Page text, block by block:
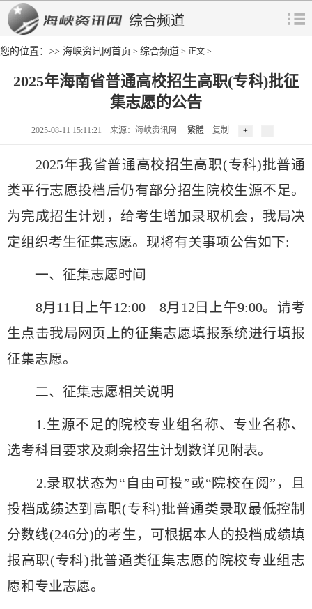
综合频道
您的位置：>> 海峡资讯网首页 > 综合频道 > 正文 >
2025年海南省普通高校招生高职(专科)批征
集志愿的公告
2025-08-11 15:11:21 来源：海峡资讯网 繁體 复制
2025年我省普通高校招生高职(专科)批普通
类平行志愿投档后仍有部分招生院校生源不足。
为完成招生计划，给考生增加录取机会，我局决
定组织考生征集志愿。现将有关事项公告如下:
一、征集志愿时间
8月11日上午12:00—8月12日上午9:00。请考
生点击我局网页上的征集志愿填报系统进行填报
征集志愿。
二、征集志愿相关说明
1.生源不足的院校专业组名称、专业名称、
选考科目要求及剩余招生计划数详见附表。
2.录取状态为“自由可投”或“院校在阅”，且
投档成绩达到高职(专科)批普通类录取最低控制
分数线(246分)的考生，可根据本人的投档成绩填
报高职(专科)批普通类征集志愿的院校专业组志
愿和专业志愿。